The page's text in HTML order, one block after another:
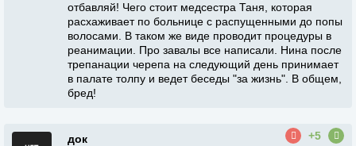
отбавляй! Чего стоит медсестра Таня, которая
расхаживает по больнице с распущенными до попы
волосами. В таком же виде проводит процедуры в
реанимации. Про завалы все написали. Нина после
трепанации черепа на следующий день принимает
в палате толпу и ведет беседы "за жизнь". В общем,
бред!
док
+5